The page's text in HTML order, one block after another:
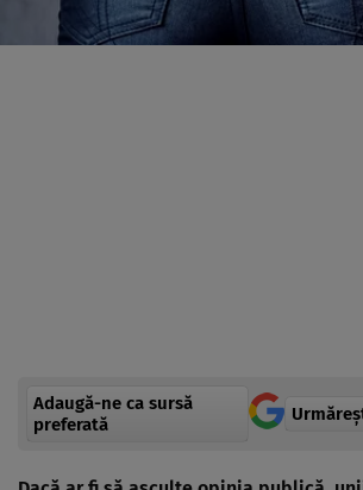
Adaugă-ne ca sursă
preferată